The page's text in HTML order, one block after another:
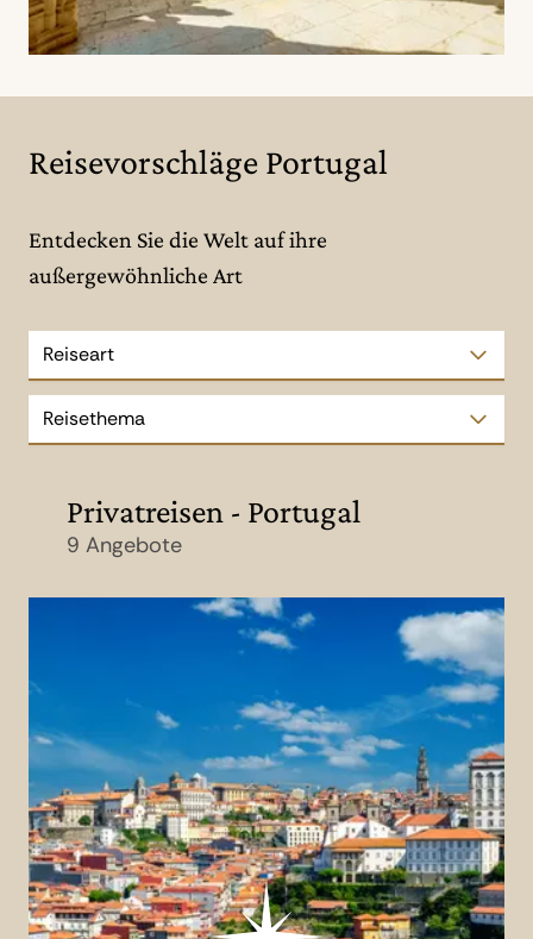
Reisevorschläge Portugal
Entdecken Sie die Welt auf ihre
außergewöhnliche Art
Reiseart
Reisethema
Privatreisen - Portugal
9 Angebote